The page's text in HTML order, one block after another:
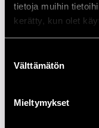
tietoja muihin
kerätty, kun olet
valinta
Välttämätön
Mieltymykset
2020-LUKU
1990-LUKU